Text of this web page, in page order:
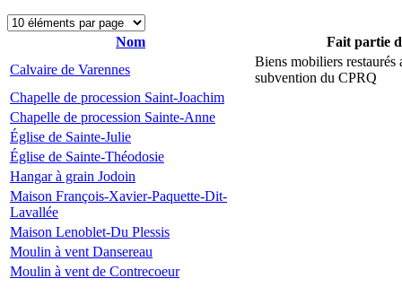
Nom
Fait partie
Calvaire de Varennes
Biens mobiliers restaurés
subvention du CPRQ
Chapelle de procession Saint-Joachim
Chapelle de procession Sainte-Anne
Église de Sainte-Julie
Église de Sainte-Théodosie
Hangar à grain Jodoin
Maison François-Xavier-Paquette-Dit-
Lavallée
Maison Lenoblet-Du Plessis
Moulin à vent Dansereau
Moulin à vent de Contrecoeur